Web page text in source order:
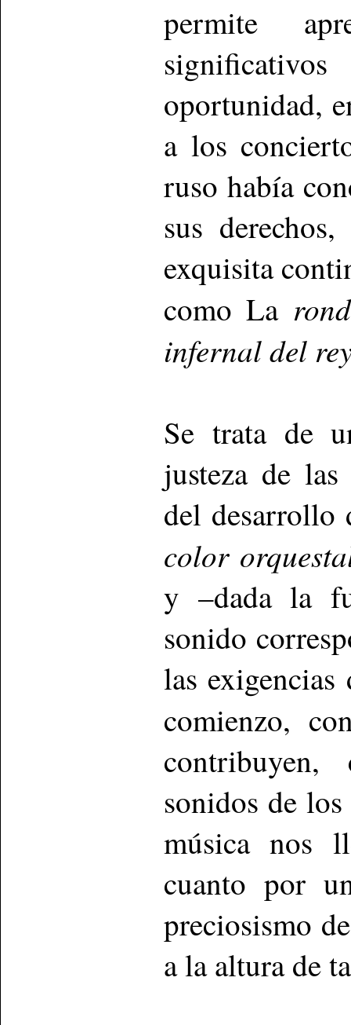
permite
oportunidad,
a los
ruso había
sus
exquisita
como La
infernal del
Se trata de
justeza de las
del desarrollo
color
y –dada la
sonido
las
comienzo,
sonidos de
música nos
cuanto por
preciosismo
a la altura de